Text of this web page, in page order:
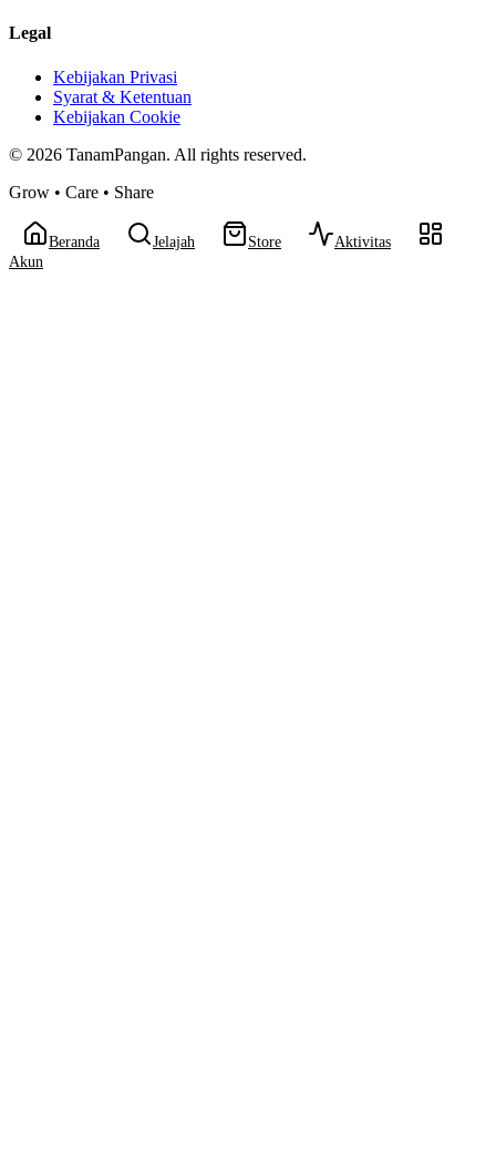
Legal
Kebijakan Privasi
Syarat & Ketentuan
Kebijakan Cookie
© 2026 TanamPangan. All rights reserved.
Grow • Care • Share
Beranda Jelajah Store
Aktivitas
Akun